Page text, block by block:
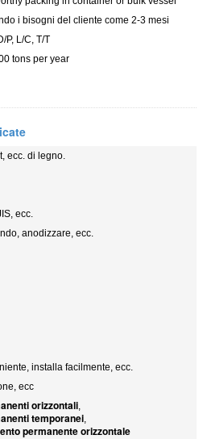
i bisogni del cliente come 2-3 mesi
P, L/C, T/T
tons per year
ecc. di legno.
ecc.
anodizzare, ecc.
installa facilmente, ecc.
ecc
orizzontali,
temporanei,
permanente orizzontale